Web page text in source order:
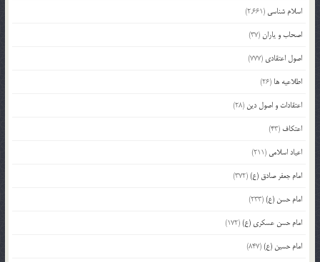
اسلام شناسی (2,661)
اصحاب و یاران(37)
اصول اعتقادی (777)
اطلاعیه ها (26)
اعتقادات و اصول دین (28)
اعتکاف (43)
اعیاد اسلامی (211)
امام جعفر صادق (ع)(372)
امام حسن (ع)(233)
امام حسن عسکری (ع)(172)
امام حسین (ع)(847)